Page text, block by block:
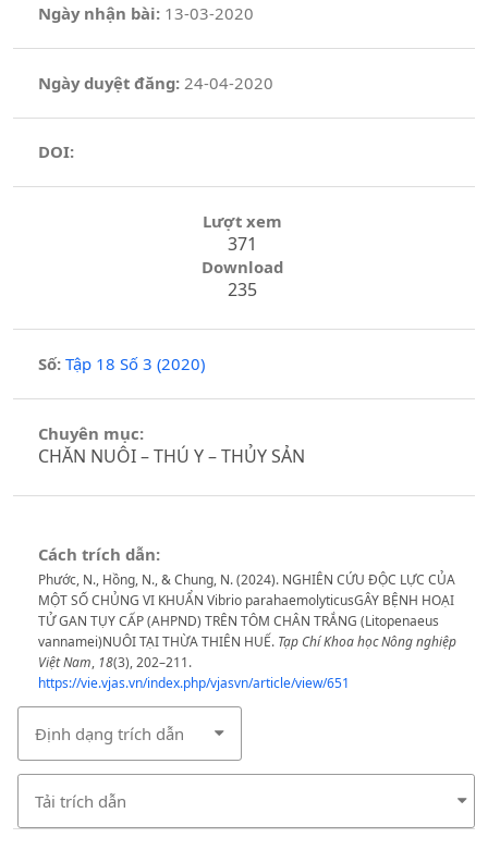
Ngày nhận bài: 13-03-2020
Ngày duyệt đăng:24-04-2020
DOI:
Lượt xem
371
Download
235
Số: Tập 18 Số 3 (2020)
Chuyên mục:
CHĂN NUÔI – THÚ Y – THỦY SẢN
Cách trích dẫn:
Phước, N., Hồng, N., & Chung, N. (2024). NGHIÊN CỨU ĐỘC LỰC CỦA
MỘT SỐ CHỦNG VI KHUẨN Vibrio parahaemolyticusGÂY BỆNH HOẠI
TỬ GAN TỤY CẤP (AHPND) TRÊN TÔM CHÂN TRẮNG (Litopenaeus
vannamei)NUÔI TẠI THỪA THIÊN HUẾ. Tạp Chí Khoa học Nông nghiệp
Việt Nam, 18(3), 202–211.
https://vie.vjas.vn/index.php/vjasvn/article/view/651
Định dạng trích dẫn
Tải trích dẫn